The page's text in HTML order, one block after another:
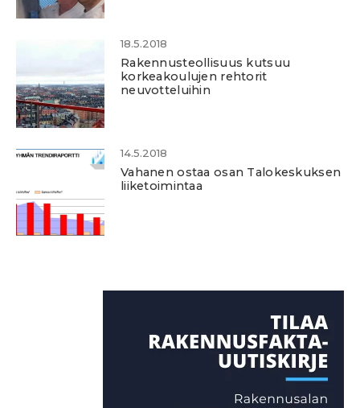
18.5.2018
Rakennusteollisuus kutsuu
korkeakoulujen rehtorit
neuvotteluihin
14.5.2018
Vahanen ostaa osan Talokeskuksen
liiketoimintaa